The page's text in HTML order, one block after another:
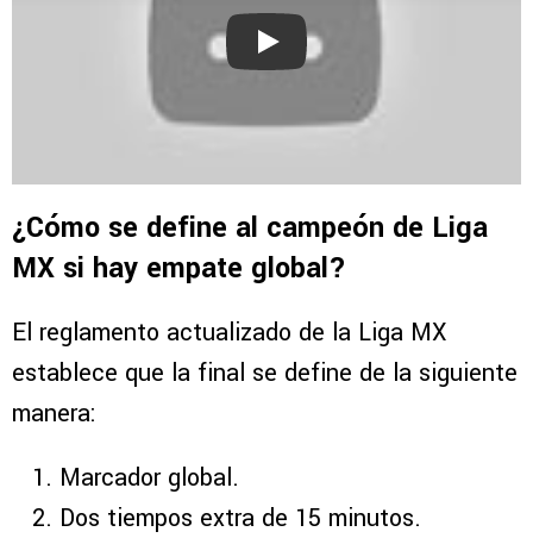
Play
¿Cómo se define al campeón de Liga
MX si hay empate global?
El reglamento actualizado de la Liga MX
establece que la final se define de la siguiente
manera:
Marcador global.
Dos tiempos extra de 15 minutos.